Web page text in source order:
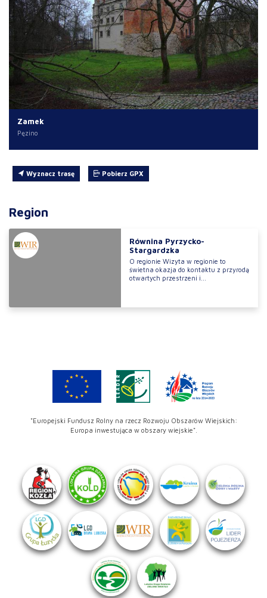
Zamek
Pęzino
Wyznacz trasę Pobierz GPX
Region
Równina Pyrzycko-
Stargardzka
O regionie Wizyta w regionie to
świetna okazja do kontaktu z przyrodą
otwartych przestrzeni i...
"Europejski Fundusz Rolny na rzecz Rozwoju Obszarów Wiejskich:
Europa inwestująca w obszary wiejskie".